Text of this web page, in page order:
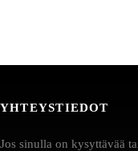
YHTEYSTIEDOT
Jos sinulla on kysyttävää